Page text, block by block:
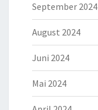
September 2024
August 2024
Juni 2024
Mai 2024